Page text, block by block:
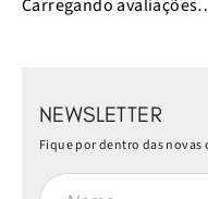
Carregando
NEWSLETTER
Fique por dentro das novas